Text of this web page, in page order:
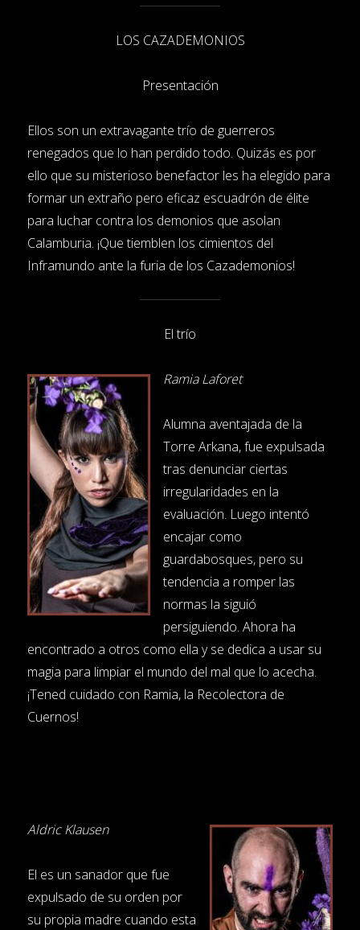
LOS CAZADEMONIOS
Presentación
Ellos son un extravagante trío de guerreros
renegados que lo han perdido todo. Quizás es por
ello que su misterioso benefactor les ha elegido para
formar un extraño pero eficaz escuadrón de élite
para luchar contra los demonios que asolan
Calamburia. ¡Que tiemblen los cimientos del
Inframundo ante la furia de los Cazademonios!
El trío
Ramia Laforet
Alumna aventajada de la
Torre Arkana, fue expulsada
tras denunciar ciertas
irregularidades en la
evaluación. Luego intentó
encajar como
guardabosques, pero su
tendencia a romper las
normas la siguió
persiguiendo. Ahora ha
encontrado a otros como ella y se dedica a usar su
magia para limpiar el mundo del mal que lo acecha.
¡Tened cuidado con Ramia, la Recolectora de
Cuernos!
Aldric Klausen
El es un sanador que fue
expulsado de su orden por
su propia madre cuando esta